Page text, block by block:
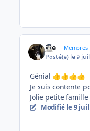
Joe Membres
Posté(e) le 9
Génial 👍👍👍👍
Je suis contente
Jolie petite famille
Modifié le 9